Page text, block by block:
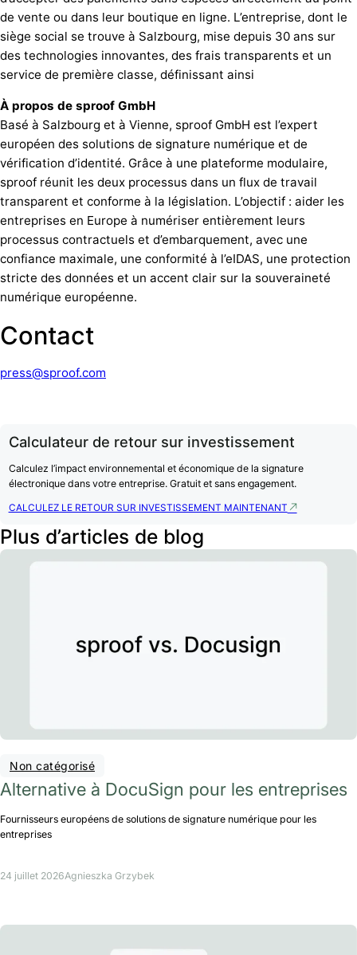
de vente ou dans leur boutique en ligne. L’entreprise, dont le
siège social se trouve à Salzbourg, mise depuis 30 ans sur
des technologies innovantes, des frais transparents et un
service de première classe, définissant ainsi
À propos de sproof GmbH
Basé à Salzbourg et à Vienne, sproof GmbH est l’expert
européen des solutions de signature numérique et de
vérification d’identité. Grâce à une plateforme modulaire,
sproof réunit les deux processus dans un flux de travail
transparent et conforme à la législation. L’objectif : aider les
entreprises en Europe à numériser entièrement leurs
processus contractuels et d’embarquement, avec une
confiance maximale, une conformité à l’eIDAS, une protection
stricte des données et un accent clair sur la souveraineté
numérique européenne.
Contact
press@sproof.com
Calculateur de retour sur investissement
Calculez l’impact environnemental et économique de la signature
électronique dans votre entreprise. Gratuit et sans engagement.
CALCULEZ LE RETOUR SUR INVESTISSEMENT MAINTENANT
Plus d’articles de blog
Non catégorisé
Alternative à DocuSign pour les entreprises
Fournisseurs européens de solutions de signature numérique pour les
entreprises
24 juillet 2026Agnieszka Grzybek